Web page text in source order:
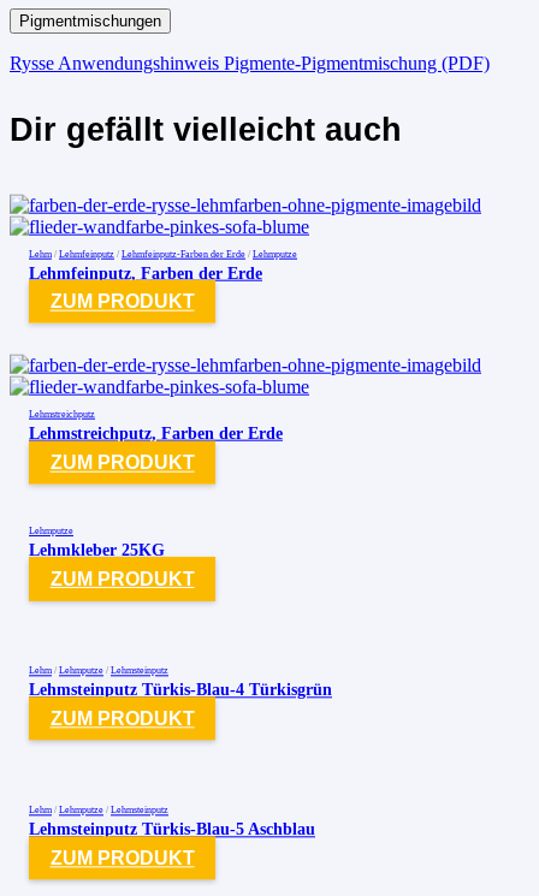
Pigmentmischungen
Rysse Anwendungshinweis Pigmente-Pigmentmischung (PDF)
Dir gefällt vielleicht auch
Lehm / Lehmfeinputz / Lehmfeinputz-Farben der Erde / Lehmputze
Lehmfeinputz, Farben der Erde
ZUM PRODUKT
Lehmstreichputz
Lehmstreichputz, Farben der Erde
ZUM PRODUKT
Lehmputze
Lehmkleber 25KG
ZUM PRODUKT
Lehm / Lehmputze / Lehmsteinputz
Lehmsteinputz Türkis-Blau-4 Türkisgrün
ZUM PRODUKT
Lehm / Lehmputze / Lehmsteinputz
Lehmsteinputz Türkis-Blau-5 Aschblau
ZUM PRODUKT